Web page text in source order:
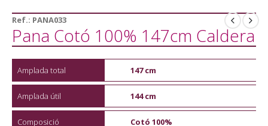
Ref.: PANA033
Pana Cotó 100% 147cm Caldera
Amplada total 147 cm
Amplada útil 144 cm
Composició Cotó 100%